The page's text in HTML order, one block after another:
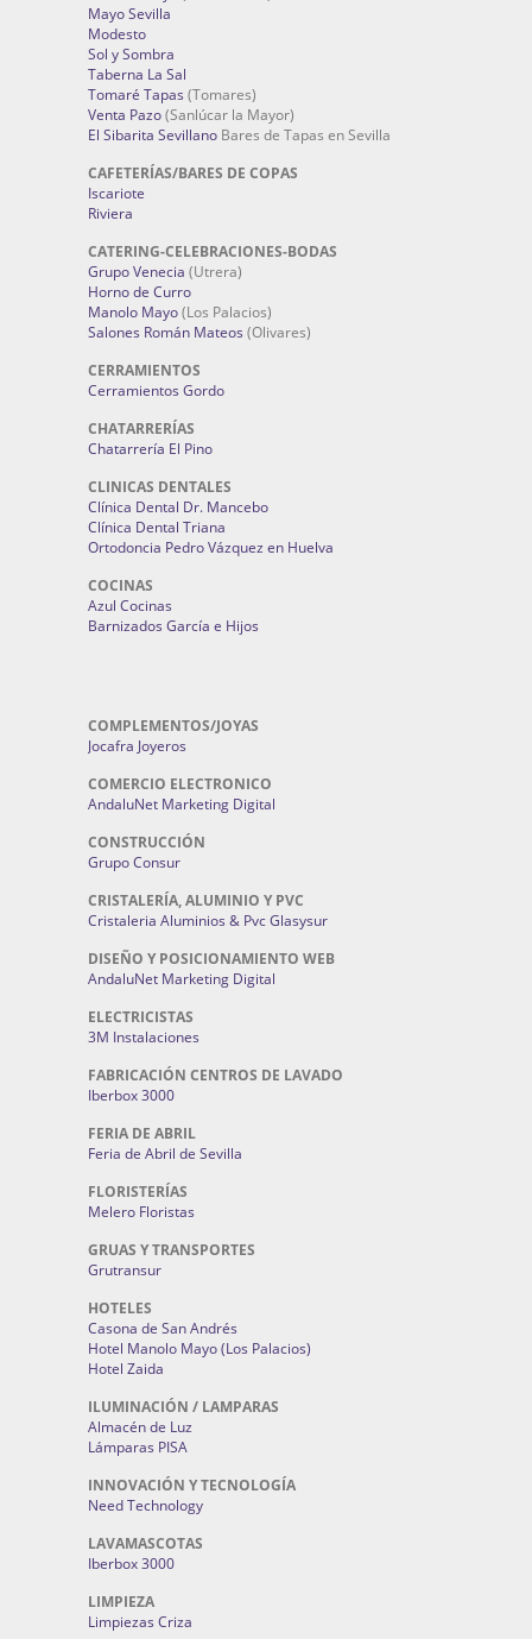
Mayo Sevilla
Modesto
Sol y Sombra
Taberna La Sal
Tomaré Tapas (Tomares)
Venta Pazo(Sanlúcar la Mayor)
El Sibarita Sevillano Bares de Tapas en Sevilla
CAFETERÍAS/BARES DE COPAS
Iscariote
Riviera
CATERING-CELEBRACIONES-BODAS
Grupo Venecia (Utrera)
Horno de Curro
Manolo Mayo(Los Palacios)
Salones Román Mateos (Olivares)
CERRAMIENTOS
Cerramientos Gordo
CHATARRERÍAS
Chatarrería El Pino
CLINICAS DENTALES
Clínica Dental Dr. Mancebo
Clínica Dental Triana
Ortodoncia Pedro Vázquez en Huelva
COCINAS
Azul Cocinas
Barnizados García e Hijos
COMPLEMENTOS/JOYAS
Jocafra Joyeros
COMERCIO ELECTRONICO
AndaluNet Marketing Digital
CONSTRUCCIÓN
Grupo Consur
CRISTALERÍA, ALUMINIO Y PVC
Cristaleria Aluminios & Pvc Glasysur
DISEÑO Y POSICIONAMIENTO WEB
AndaluNet Marketing Digital
ELECTRICISTAS
3M Instalaciones
FABRICACIÓN CENTROS DE LAVADO
Iberbox 3000
FERIA DE ABRIL
Feria de Abril de Sevilla
FLORISTERÍAS
Melero Floristas
GRUAS Y TRANSPORTES
Grutransur
HOTELES
Casona de San Andrés
Hotel Manolo Mayo (Los Palacios)
Hotel Zaida
ILUMINACIÓN / LAMPARAS
Almacén de Luz
Lámparas PISA
INNOVACIÓN Y TECNOLOGÍA
Need Technology
LAVAMASCOTAS
Iberbox 3000
LIMPIEZA
Limpiezas Criza